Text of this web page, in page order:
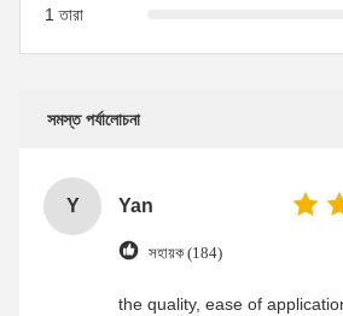
1 তারা
সমস্ত পর্যালোচনা
Y Yan
সহায়ক (184)
the quality, ease of